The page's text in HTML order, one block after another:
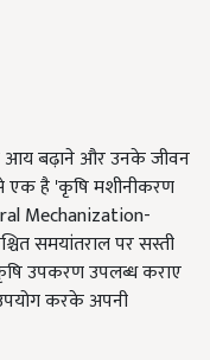
आय बढ़ाने और उनके जीवन
एक है 'कृषि मशीनीकरण
Mechanization-
समयांतराल पर सस्ती
कृषि उपकरण उपलब्ध कराए
करके अपनी